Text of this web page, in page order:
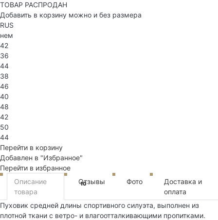
ТОВАР РАСПРОДАН
Добавить в корзину можно и без размера
RUS
нем
42
36
44
38
46
40
48
42
50
44
Перейти в корзину
Добавлен в "Избранное"
Перейти в избранное
Описание
товара
Отзывы
10 Фото
Доставка и
оплата
Пуховик средней длины спортивного силуэта, выполнен из
плотной ткани с ветро- и влагоотталкивающими пропитками.